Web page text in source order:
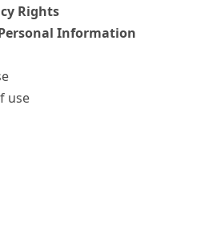
Rights
Information
use